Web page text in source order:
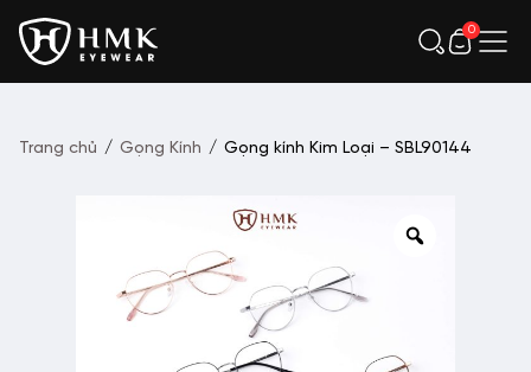
0
Trang chủ / Gọng Kính / Gọng kính Kim Loại – SBL90144